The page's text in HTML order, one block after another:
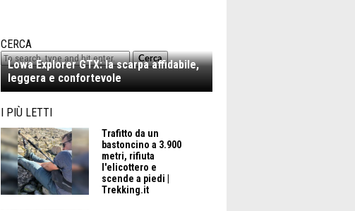
CERCA
Cerca
Lowa Explorer GTX: la scarpa affidabile,
leggera e confortevole
I PIÙ LETTI
Trafitto da un
bastoncino a 3.900
metri, rifiuta
l'elicottero e
scende a piedi |
Trekking.it